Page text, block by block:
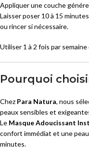
Appliquer une couche
Laisser poser 10 à 15
ou rincer si nécessaire.
Utiliser 1 à 2 fois par
Pourquoi
Chez Para Natura, nous
peaux sensibles et
Le Masque Adoucissant
confort immédiat et une
minutes.